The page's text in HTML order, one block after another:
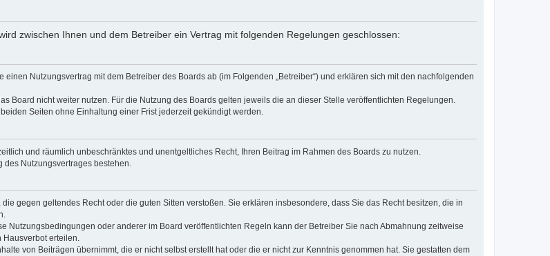
zwischen Ihnen und dem Betreiber ein Vertrag mit folgenden Regelungen geschlossen:
einen Nutzungsvertrag mit dem Betreiber des Boards ab (im Folgenden „Betreiber“) und erklären sich mit den nachfolgenden
Board nicht weiter nutzen. Für die Nutzung des Boards gelten jeweils die an dieser Stelle veröffentlichten Regelungen.
Seiten ohne Einhaltung einer Frist jederzeit gekündigt werden.
und räumlich unbeschränktes und unentgeltliches Recht, Ihren Beitrag im Rahmen des Boards zu nutzen.
des Nutzungsvertrages bestehen.
gegen geltendes Recht oder die guten Sitten verstoßen. Sie erklären insbesondere, dass Sie das Recht besitzen, die in
Nutzungsbedingungen oder anderer im Board veröffentlichten Regeln kann der Betreiber Sie nach Abmahnung zeitweise
Hausverbot erteilen.
von Beiträgen übernimmt, die er nicht selbst erstellt hat oder die er nicht zur Kenntnis genommen hat. Sie gestatten dem